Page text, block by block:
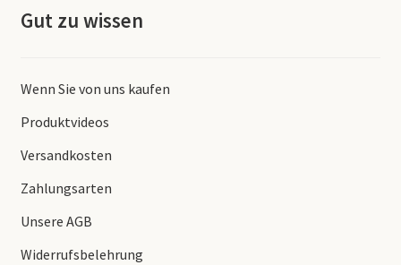
Gut zu wissen
Wenn Sie von uns kaufen
Produktvideos
Versandkosten
Zahlungsarten
Unsere AGB
Widerrufsbelehrung